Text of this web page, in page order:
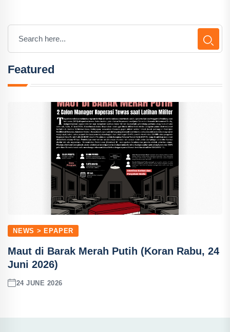
Featured
NEWS > EPAPER
Maut di Barak Merah Putih (Koran Rabu, 24
Juni 2026)
24 JUNE 2026